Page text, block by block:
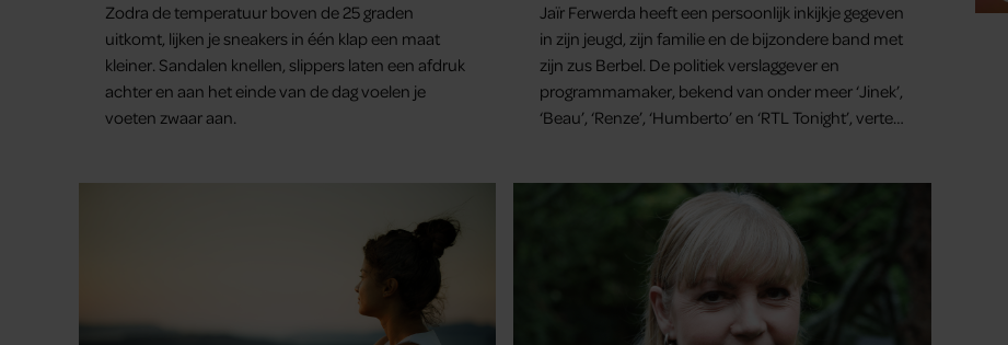
Zodra de temperatuur boven de 25 graden
uitkomt, lijken je sneakers in één klap een maat
kleiner. Sandalen knellen, slippers laten een afdruk
achter en aan het einde van de dag voelen je
voeten zwaar aan.
Jaïr Ferwerda heeft een persoonlijk inkijkje gegeven
in zijn jeugd, zijn familie en de bijzondere band met
zijn zus Berbel. De politiek verslaggever en
programmamaker, bekend van onder meer ‘Jinek’,
‘Beau’, ‘Renze’, ‘Humberto’ en ‘RTL Tonight’, vertelt